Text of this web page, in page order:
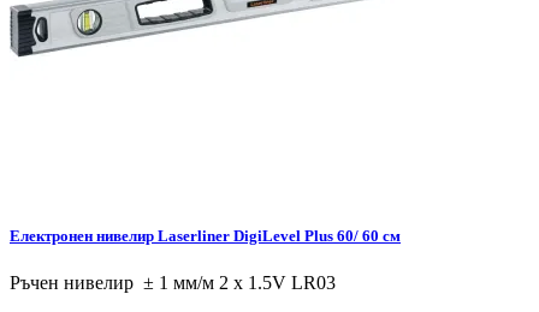
Електронен нивелир Laserliner DigiLevel Plus 60/ 60 см
Ръчен нивелир ± 1 мм/м 2 x 1.5V LR03